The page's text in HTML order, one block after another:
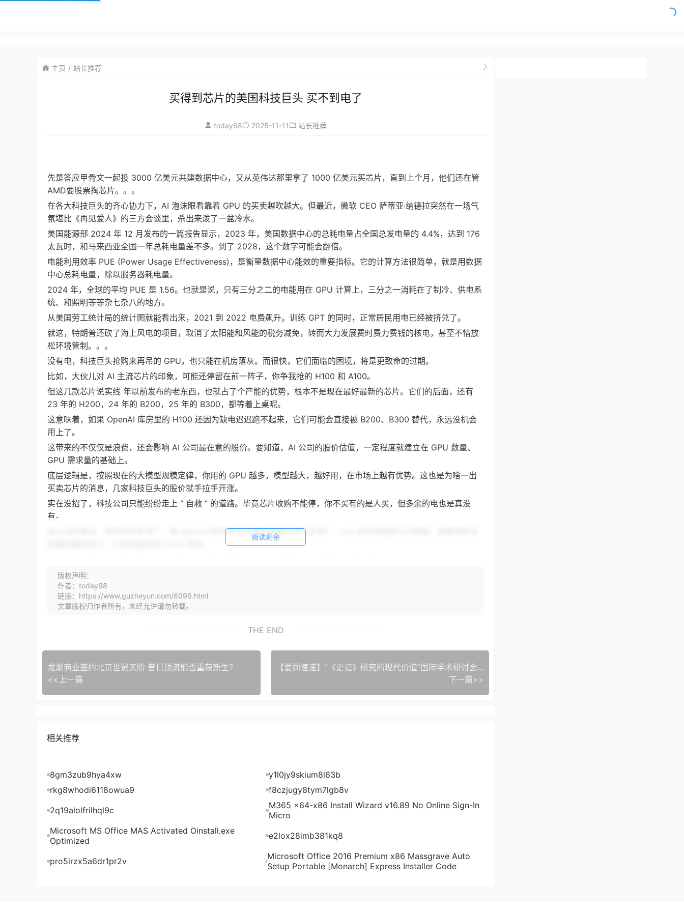
主页 站长推荐
买得到芯片的美国科技巨头 买不到电了
today68 2025-11-11 站长推荐
先是答应甲骨文一起投 3000 亿美元共建数据中心，又从英伟达那里拿了 1000 亿美元买芯片，直到上个月，他们还在管
AMD要股票掏芯片。。。
在各大科技巨头的齐心协力下，AI 泡沫眼看靠着 GPU 的买卖越吹越大。但最近，微软 CEO 萨蒂亚·纳德拉突然在一场气
氛堪比《再见爱人》的三方会谈里，杀出来泼了一盆冷水。
美国能源部 2024 年 12 月发布的一篇报告显示，2023 年，美国数据中心的总耗电量占全国总发电量的 4.4%，达到 176
太瓦时，和马来西亚全国一年总耗电量差不多。到了 2028，这个数字可能会翻倍。
电能利用效率 PUE (Power Usage Effectiveness)，是衡量数据中心能效的重要指标。它的计算方法很简单，就是用数据
中心总耗电量，除以服务器耗电量。
2024 年，全球的平均 PUE 是 1.56。也就是说，只有三分之二的电能用在 GPU 计算上，三分之一消耗在了制冷、供电系
统、和照明等等杂七杂八的地方。
从美国劳工统计局的统计图就能看出来，2021 到 2022 电费飙升。训练 GPT 的同时，正常居民用电已经被挤兑了。
就这，特朗普还砍了海上风电的项目，取消了太阳能和风能的税务减免，转而大力发展费时费力费钱的核电，甚至不惜放
松环境管制。。。
没有电，科技巨头抢购来再吊的 GPU，也只能在机房落灰。而很快，它们面临的困境，将是更致命的过期。
比如，大伙儿对 AI 主流芯片的印象，可能还停留在前一阵子，你争我抢的 H100 和 A100。
但这几款芯片说实线 年以前发布的老东西，也就占了个产能的优势，根本不是现在最好最新的芯片。它们的后面，还有
23 年的 H200，24 年的 B200，25 年的 B300，都等着上桌呢。
这意味着，如果 OpenAI 库房里的 H100 还因为缺电迟迟跑不起来，它们可能会直接被 B200、B300 替代，永远没机会
用上了。
这带来的不仅仅是浪费，还会影响 AI 公司最在意的股价。要知道，AI 公司的股价估值，一定程度就建立在 GPU 数量、
GPU 需求量的基础上。
底层逻辑是，按照现在的大模型规模定律，你用的 GPU 越多，模型越大，越好用，在市场上越有优势。这也是为啥一出
买卖芯片的消息，几家科技巨头的股价就手拉手开涨。
实在没招了，科技公司只能纷纷走上 “ 自救 ” 的道路。毕竟芯片收购不能停，你不买有的是人买，但多余的电也是真没
有。
良心点的做法，是到处修发电厂。像 OpenAI 和甲骨文在德州合建天然气发电厂，xAI 也在田纳西大力基建，结果把发动
在爱尔兰，数据中心消耗了全国 20% 的电力，停电、耗水，都对当地居民生活和生态环境造成了影响。
甚至更离谱的，地球资源已经不够看了。最近，英伟达和谷歌都想把数据中心搬上太空，吃上天家饭。。。
只不过实验刚开始，不能保证效果好。电子器件会不会在太空加速老化，功率和散热能不能达到预期，训练完的数据怎么
PPT 里芯片就是第一生产力，结果现实里是德州抢天然气、墨西哥抢地皮、窜上天和卫星抢身位。电闸一拉，谁都害怕。
阅读剩余
版权声明：
作者：today68
链接：https://www.guzheyun.com/6096.html
文章版权归作者所有，未经允许请勿转载。
THE END
龙湖商业签约北京世贸天阶 昔日顶流能否重获新生？
<<上一篇
【要闻速递】“《史记》研究的现代价值”国际学术研讨会暨中国史记研究会第二十二届年会在陕西韩城隆重举行
下一篇>>
相关推荐
8gm3zub9hya4xw
y1l0jy9skium8l63b
rkg8whodi6118owua9
f8czjugy8tym7lgb8v
2q19alolfrilhql9c
M365 x64-x86 Install Wizard v16.89 No Online Sign-In
Micro
Microsoft MS Office MAS Activated Oinstall.exe
Optimized
e2lox28imb381kq8
pro5irzx5a6dr1pr2v
Microsoft Office 2016 Premium x86 Massgrave Auto
Setup Portable [Monarch] Express Installer Code